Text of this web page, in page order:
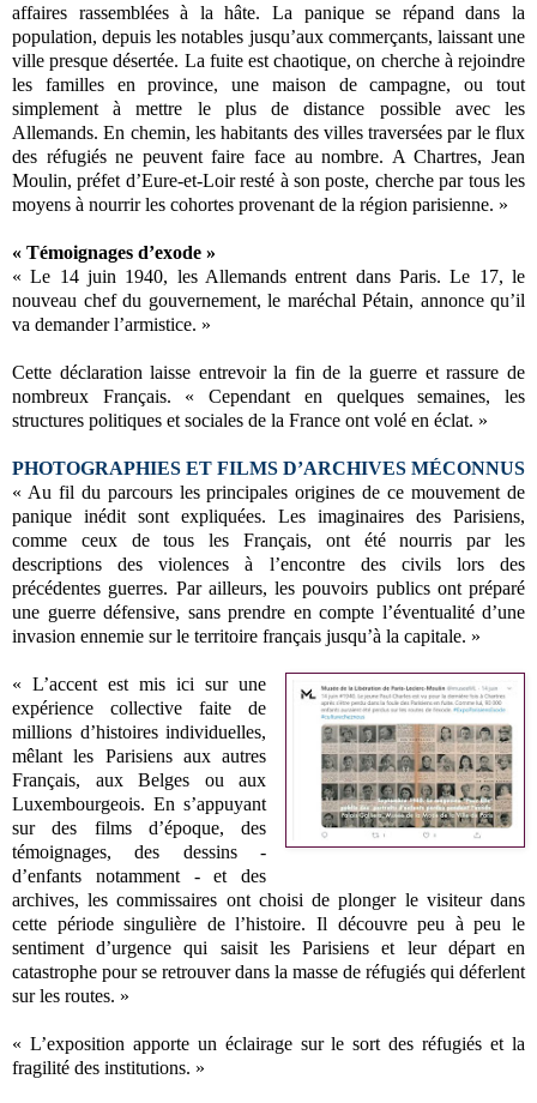
affaires rassemblées à la hâte. La panique se répand dans la
population, depuis les notables jusqu’aux commerçants, laissant une
ville presque désertée. La fuite est chaotique, on cherche à rejoindre
les familles en province, une maison de campagne, ou tout
simplement à mettre le plus de distance possible avec les
Allemands. En chemin, les habitants des villes traversées par le flux
des réfugiés ne peuvent faire face au nombre. A Chartres, Jean
Moulin, préfet d’Eure-et-Loir resté à son poste, cherche par tous les
moyens à nourrir les cohortes provenant de la région parisienne. »
« Témoignages d’exode »
« Le 14 juin 1940, les Allemands entrent dans Paris. Le 17, le
nouveau chef du gouvernement, le maréchal Pétain, annonce qu’il
va demander l’armistice. »
Cette déclaration laisse entrevoir la fin de la guerre et rassure de
nombreux Français. « Cependant en quelques semaines, les
structures politiques et sociales de la France ont volé en éclat. »
PHOTOGRAPHIES ET FILMS D’ARCHIVES MÉCONNUS
« Au fil du parcours les principales origines de ce mouvement de
panique inédit sont expliquées. Les imaginaires des Parisiens,
comme ceux de tous les Français, ont été nourris par les
descriptions des violences à l’encontre des civils lors des
précédentes guerres. Par ailleurs, les pouvoirs publics ont préparé
une guerre défensive, sans prendre en compte l’éventualité d’une
invasion ennemie sur le territoire français jusqu’à la capitale. »
« L’accent est mis ici sur une
expérience collective faite de
millions d’histoires individuelles,
mêlant les Parisiens aux autres
Français, aux Belges ou aux
Luxembourgeois. En s’appuyant
sur des films d’époque, des
témoignages, des dessins -
d’enfants notamment - et des
archives, les commissaires ont choisi de plonger le visiteur dans
cette période singulière de l’histoire. Il découvre peu à peu le
sentiment d’urgence qui saisit les Parisiens et leur départ en
catastrophe pour se retrouver dans la masse de réfugiés qui déferlent
sur les routes. »
« L’exposition apporte un éclairage sur le sort des réfugiés et la
fragilité des institutions. »